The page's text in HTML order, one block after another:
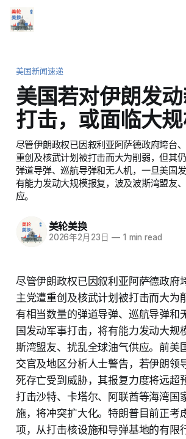
美国新闻速递
美国若对伊朗发
打击，或面临大
尽管伊朗政权已因叙利亚阿萨德政府垮台
重创及核武计划被打击而大为削弱，但其
弹道导弹、巡航导弹和无人机，一旦美国
有能力发动大规模报复，波及波斯湾盟友
应。
美轮美换
2026年2月23日 —1 min read
尽管伊朗政权已因叙利亚阿萨德政府
主党遭重创及核武计划被打击而大为
有相当数量的弹道导弹、巡航导弹和
国发动军事打击，将有能力发动大规
斯湾盟友、扰乱全球油气供应。前美
交官及地区分析人士警告，若伊朗领
死存亡受到威胁，其报复力度将远超
打击沙特、卡塔尔、阿联酋等海湾国
施，将冲突扩大化。特朗普目前正考
项，从打击核设施和导弹基地的有限